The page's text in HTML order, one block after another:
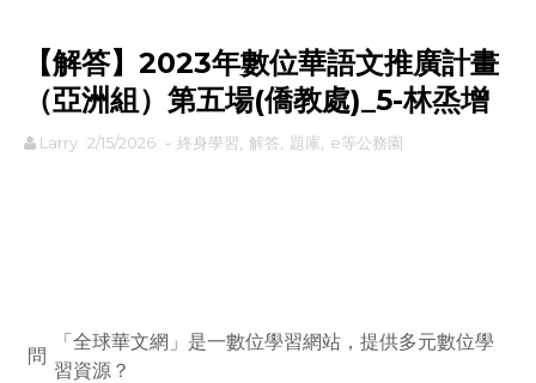
【解答】2023年數位華語文推廣計畫
（亞洲組）第五場(僑教處)_5-林烝增
Larry 2/15/2026 - 終身學習 解答 題庫 e等公務園
問
「全球華文網」是一數位學習網站，提供多元數位學
習資源？